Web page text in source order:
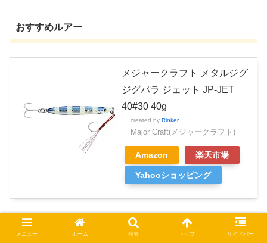
おすすめルアー
メジャークラフト メタルジグ
ジグパラ ジェット JP-JET
40#30 40g
created by Rinker
Major Craft(メジャークラフト)
Amazon 楽天市場
Yahooショッピング
サーフにおいて飛距離は最重要ですので飛距離が出るタイ
プのジグがおすすめです。
メニュー ホーム 検索 トップ サイドバー